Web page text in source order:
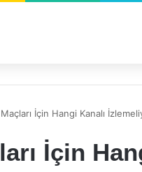
İçin Hangi Kanalı
İçin